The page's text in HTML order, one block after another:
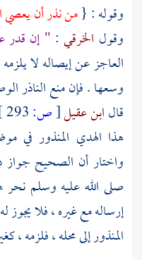
وقوله : {من نذر أن يعصي
وقول الخرقي : " إن قدر
العاجز عن إيصاله لا
وسعها . فإن منع الناذر
قالابن عقيل[ص:
هذا الهدي المنذور في
واختار أن الصحيح
صلى الله عليه وسلم
إرساله مع غيره ، فلا
المنذور إلى محله ، فلزمه ،